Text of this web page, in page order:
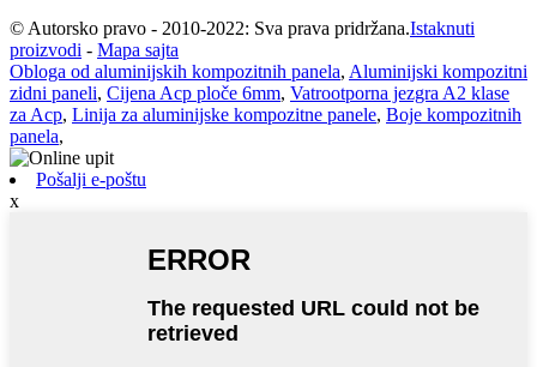
© Autorsko pravo - 2010-2022: Sva prava pridržana.Istaknuti
proizvodi - Mapa sajta
Obloga od aluminijskih kompozitnih panela, Aluminijski kompozitni
zidni paneli, Cijena Acp ploče 6mm, Vatrootporna jezgra A2 klase
za Acp, Linija za aluminijske kompozitne panele, Boje kompozitnih
panela,
Pošalji e-poštu
x